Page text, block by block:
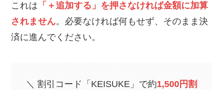
これは 「＋追加する」を押さなければ金額に加算
されません。必要なければ何もせず、そのまま決
済に進んでください。
＼ 割引コード「KEISUKE」で約1,500円割